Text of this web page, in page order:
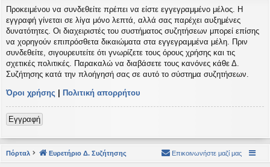
Προκειμένου να συνδεθείτε πρέπει να είστε εγγεγραμμένο μέλος. Η
εγγραφή γίνεται σε λίγα μόνο λεπτά, αλλά σας παρέχει αυξημένες
δυνατότητες. Οι διαχειριστές του συστήματος συζητήσεων μπορεί επίσης
να χορηγούν επιπρόσθετα δικαιώματα στα εγγεγραμμένα μέλη. Πριν
συνδεθείτε, σιγουρευτείτε ότι γνωρίζετε τους όρους χρήσης και τις
σχετικές πολιτικές. Παρακαλώ να διαβάσετε τους κανόνες κάθε Δ.
Συζήτησης κατά την πλοήγησή σας σε αυτό το σύστημα συζητήσεων.
Όροι χρήσης | Πολιτική απορρήτου
Εγγραφή
Πόρταλ Ευρετήριο Δ. Συζήτησης Επικοινωνήστε μαζί μας